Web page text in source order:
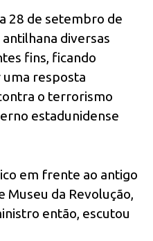
28 de setembro de
diversas
fins, ficando
uma resposta
o terrorismo
estadunidense
em frente ao antigo
Museu da Revolução,
então, escutou